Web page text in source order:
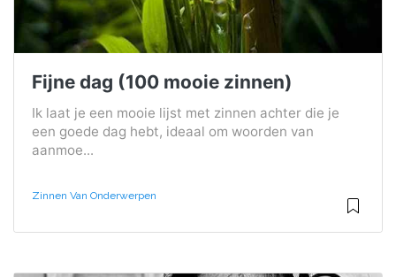
Fijne dag (100 mooie zinnen)
Ik laat je een mooie lijst met zinnen achter die je
een goede dag hebt, ideaal om woorden van
aanmoe...
Zinnen Van Onderwerpen